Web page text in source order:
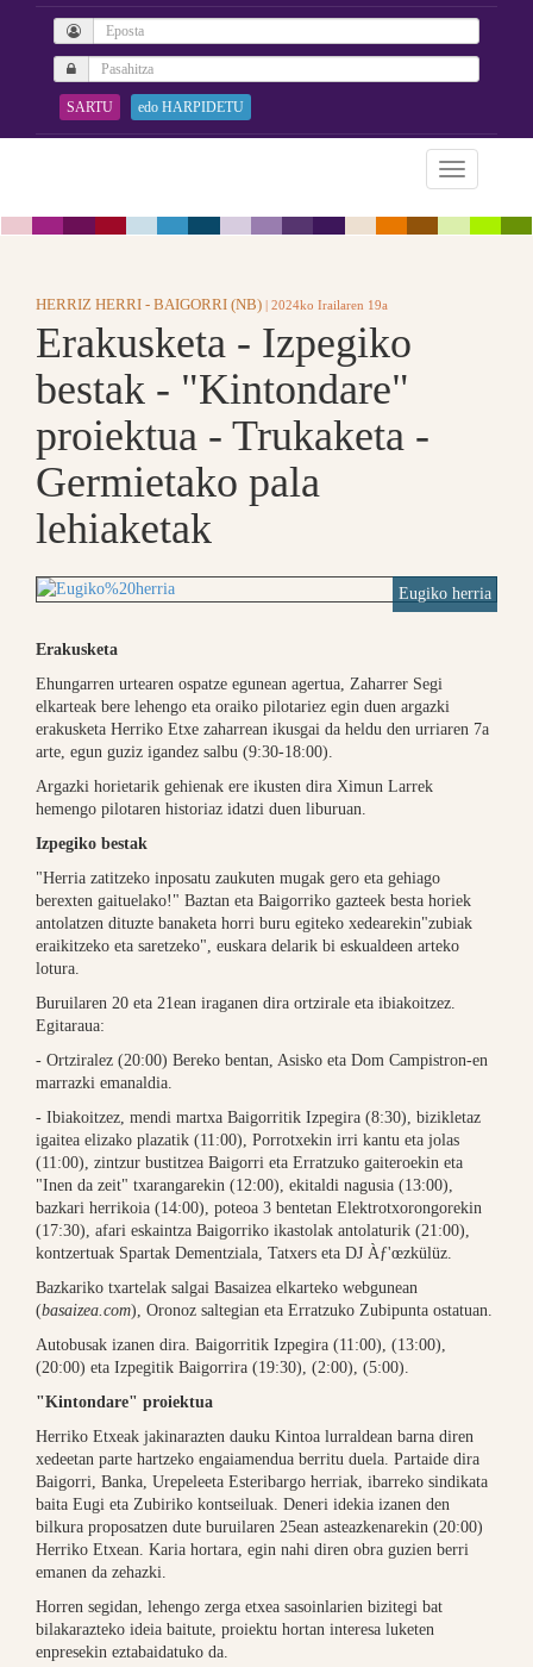
SARTU edo HARPIDETU
HERRIZ HERRI - BAIGORRI (NB) | 2024ko Irailaren 19a
Erakusketa - Izpegiko
bestak - "Kintondare"
proiektua - Trukaketa -
Germietako pala
lehiaketak
Eugiko herria
Erakusketa
Ehungarren urtearen ospatze egunean agertua, Zaharrer Segi
elkarteak bere lehengo eta oraiko pilotariez egin duen argazki
erakusketa Herriko Etxe zaharrean ikusgai da heldu den urriaren 7a
arte, egun guziz igandez salbu (9:30-18:00).
Argazki horietarik gehienak ere ikusten dira Ximun Larrek
hemengo pilotaren historiaz idatzi duen liburuan.
Izpegiko bestak
"Herria zatitzeko inposatu zaukuten mugak gero eta gehiago
berexten gaituelako!" Baztan eta Baigorriko gazteek besta horiek
antolatzen dituzte banaketa horri buru egiteko xedearekin"zubiak
eraikitzeko eta saretzeko", euskara delarik bi eskualdeen arteko
lotura.
Buruilaren 20 eta 21ean iraganen dira ortzirale eta ibiakoitzez.
Egitaraua:
- Ortziralez (20:00) Bereko bentan, Asisko eta Dom Campistron-en
marrazki emanaldia.
- Ibiakoitzez, mendi martxa Baigorritik Izpegira (8:30), bizikletaz
igaitea elizako plazatik (11:00), Porrotxekin irri kantu eta jolas
(11:00), zintzur bustitzea Baigorri eta Erratzuko gaiteroekin eta
"Inen da zeit" txarangarekin (12:00), ekitaldi nagusia (13:00),
bazkari herrikoia (14:00), poteoa 3 bentetan Elektrotxorongorekin
(17:30), afari eskaintza Baigorriko ikastolak antolaturik (21:00),
kontzertuak Spartak Dementziala, Tatxers eta DJ Àƒ'œzkülüz.
Bazkariko txartelak salgai Basaizea elkarteko webgunean
(basaizea.com), Oronoz saltegian eta Erratzuko Zubipunta ostatuan.
Autobusak izanen dira. Baigorritik Izpegira (11:00), (13:00),
(20:00) eta Izpegitik Baigorrira (19:30), (2:00), (5:00).
"Kintondare" proiektua
Herriko Etxeak jakinarazten dauku Kintoa lurraldean barna diren
xedeetan parte hartzeko engaiamendua berritu duela. Partaide dira
Baigorri, Banka, Urepeleeta Esteribargo herriak, ibarreko sindikata
baita Eugi eta Zubiriko kontseiluak. Deneri idekia izanen den
bilkura proposatzen dute buruilaren 25ean asteazkenarekin (20:00)
Herriko Etxean. Karia hortara, egin nahi diren obra guzien berri
emanen da zehazki.
Horren segidan, lehengo zerga etxea sasoinlarien bizitegi bat
bilakarazteko ideia baitute, proiektu hortan interesa luketen
enpresekin eztabaidatuko da.